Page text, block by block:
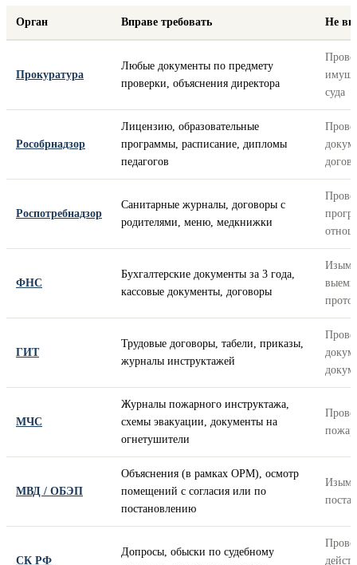
Орган Вправе требовать Не
Прокуратура
Любые документы по предмету
проверки, объяснения директора
суда
Рособрнадзор
Лицензию, образовательные
программы, расписание, дипломы
педагогов
Роспотребнадзор
Санитарные журналы, договоры с
родителями, меню, медкнижки
ФНС
Бухгалтерские документы за 3 года,
кассовые документы, договоры
ГИТ
Трудовые договоры, табели, приказы,
журналы инструктажей
МЧС
Журналы пожарного инструктажа,
схемы эвакуации, документы на
огнетушители
МВД / ОБЭП
Объяснения (в рамках ОРМ), осмотр
помещений с согласия или по
постановлению
СК РФ
Допросы, обыски по судебному